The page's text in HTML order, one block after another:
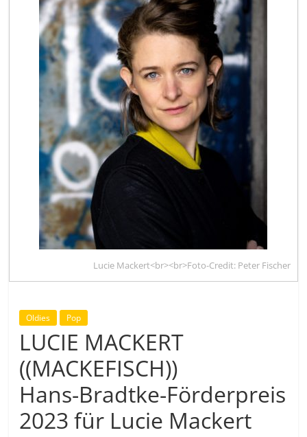
Lucie Mackert<br><br>Foto-Credit: Peter Fischer
Oldies Pop
LUCIE MACKERT
((MACKEFISCH))
Hans-Bradtke-Förderpreis
2023 für Lucie Mackert